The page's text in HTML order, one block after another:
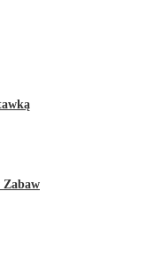
Zabaw